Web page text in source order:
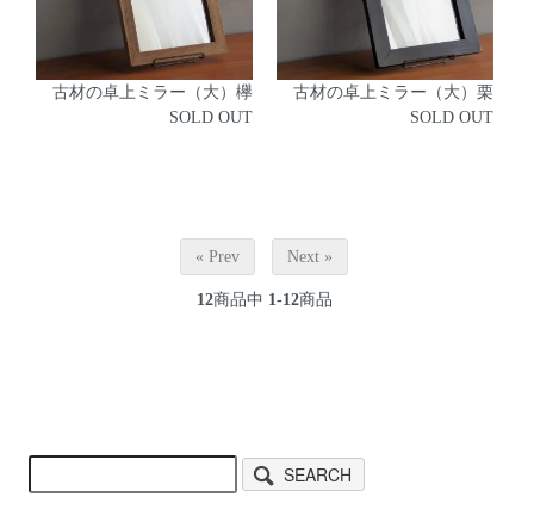
古材の卓上ミラー（大）欅
SOLD OUT
古材の卓上ミラー（大）栗
SOLD OUT
« Prev Next »
12商品中 1-12商品
SEARCH